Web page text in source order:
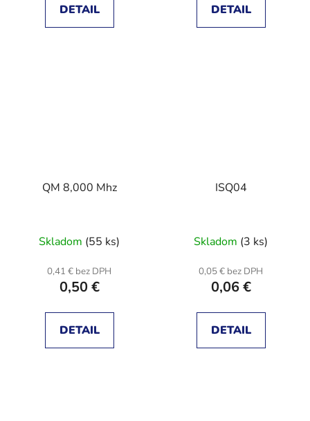
DETAIL DETAIL
QM 8,000 Mhz
Skladom (55 ks)
0,41 € bez DPH
0,50 €
DETAIL
ISQ04
Skladom (3 ks)
0,05 € bez DPH
0,06 €
DETAIL